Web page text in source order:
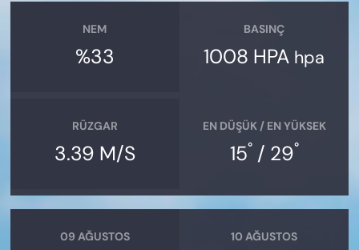
NEM
%33
BASINÇ
1008 HPA hpa
RÜZGAR
3.39 M/S
EN DÜŞÜK / EN YÜKSEK
15°/ 29°
09 AĞUSTOS 10 AĞUSTOS